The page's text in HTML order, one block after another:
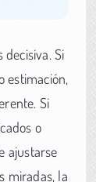
decisiva. Si
estimación,
Si
o
ajustarse
miradas, la